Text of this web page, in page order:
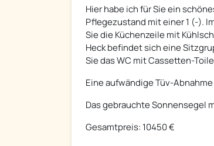
Hier habe ich für Sie ein
Pflegezustand mit einer 1 (-).
Sie die Küchenzeile mit
Heck befindet sich eine
Sie das WC mit Cassetten-
Eine aufwändige Tüv-
Das gebrauchte Sonnensegel
Gesamtpreis: 10450 €